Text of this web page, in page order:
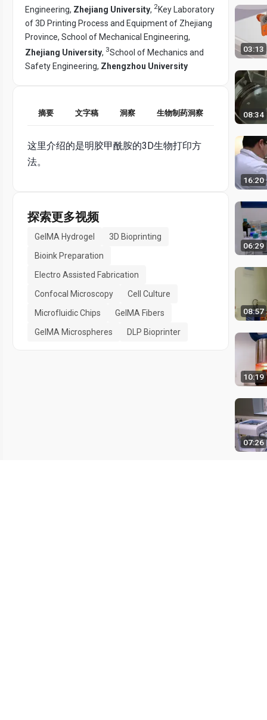
Engineering, Zhejiang University, 2Key Laboratory
of 3D Printing Process and Equipment of Zhejiang
Province, School of Mechanical Engineering,
Zhejiang University, 3School of Mechanics and
Safety Engineering, Zhengzhou University
摘要 文字稿 洞察 生物制药洞察
这里介绍的是明胶甲酰胺的3D生物打印方
法。
探索更多视频
GelMA Hydrogel
3D Bioprinting
Bioink Preparation
Electro Assisted Fabrication
Confocal Microscopy
Cell Culture
Microfluidic Chips
GelMA Fibers
GelMA Microspheres
DLP Bioprinter
03:13
08:34
16:20
06:29
08:57
10:19
07:26